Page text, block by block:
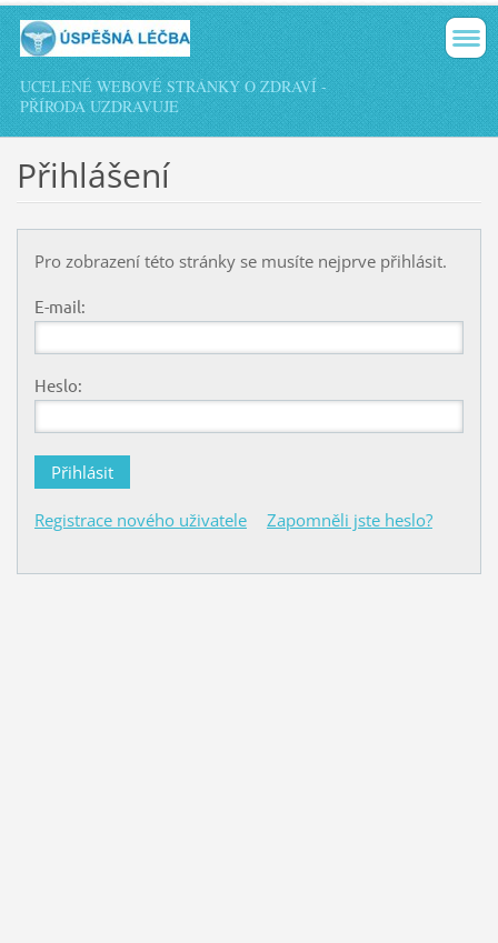
UCELENÉ WEBOVÉ STRÁNKY O ZDRAVÍ -
PŘÍRODA UZDRAVUJE
Přihlášení
Pro zobrazení této stránky se musíte nejprve přihlásit.
E-mail:
Heslo:
Registrace nového uživatele Zapomněli jste heslo?